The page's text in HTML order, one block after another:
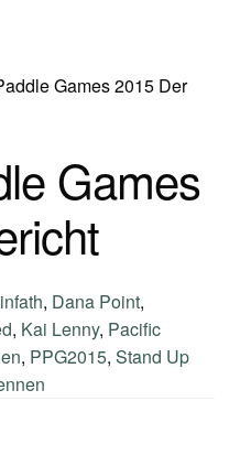
Games 2015 Der
Games
, Dana Point,
, Kai Lenny, Pacific
, PPG2015, Stand Up